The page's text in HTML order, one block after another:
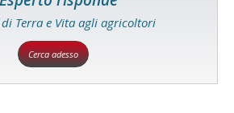
Terra e Vita agli agricoltori
Cerca adesso